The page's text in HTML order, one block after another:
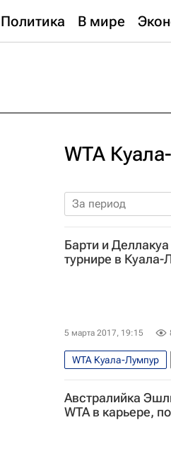
Политика В мире
WTA
За период
Барти и
турнире в Куала-
5 марта 2017, 19:15
WTA Куала-Лумпур
Австралийка
WTA в карьере,